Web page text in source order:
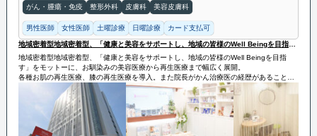
がん・腫瘍・免疫 整形外科 皮膚科 美容皮膚科
男性医師 女性医師 土曜診療 日曜診療 カード支払可
地域密着型地域密着型、「健康と美容をサポートし、地域の皆様のWell Beingを目指す」をモットーに
地域密着型地域密着型、「健康と美容をサポートし、地域の皆様のWell Beingを目指
す」をモットーに、お馴染みの美容医療から再生医療まで幅広く展開。
各種お肌の再生医療、膝の再生医療を導入。また院長がかん治療医の経歴があることか
らNK細胞療法なども導入している。